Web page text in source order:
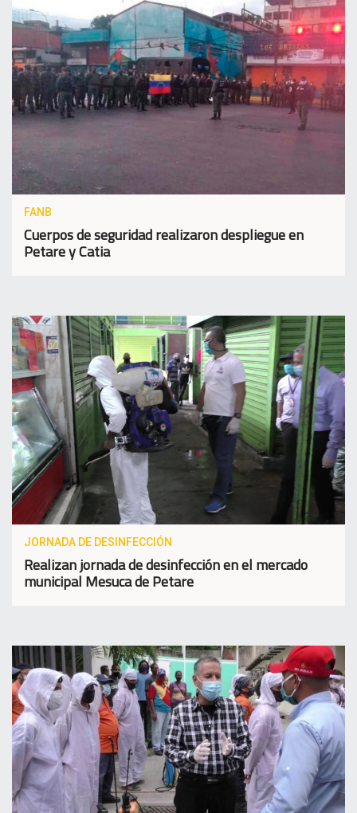
FANB
Cuerpos de seguridad realizaron despliegue en
Petare y Catia
JORNADA DE DESINFECCIÓN
Realizan jornada de desinfección en el mercado
municipal Mesuca de Petare